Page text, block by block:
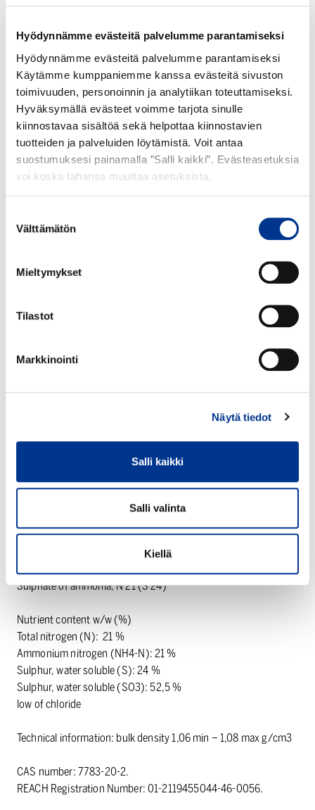
Hyödynnämme evästeitä palvelumme parantamiseksi
Hyödynnämme evästeitä palvelumme parantamiseksi
Käytämme kumppaniemme kanssa evästeitä sivuston
toimivuuden, personoinnin ja analytiikan toteuttamiseksi.
Hyväksymällä evästeet voimme tarjota sinulle
kiinnostavaa sisältöä sekä helpottaa kiinnostavien
tuotteiden ja palveluiden löytämistä. Voit antaa
suostumuksesi painamalla ”Salli kaikki”. Evästeasetuksia
voi koska tahansa muuttaa asetuksista.
valinta
Välttämätön
Mieltymykset
Tilastot
Markkinointi
Näytä tiedot
Salli kaikki
Salli valinta
Kiellä
täysin tuotannon
sivulähteenä.
Suomessa.
vaihtoehto.
AMMONIUMSUL­FAATIN LÄHDE
Terrafamen Suomen Akkukemikaalitehtaassa on maailman
suurin nikkelisulfaatin tuotantolinja. Nikkelisulfaatti on
keskeinen kemikaali sähköautojen akkujen valmistuksessa ja
tarjoamamme ammoniumsulfaatti on kyseisen nikkelisulfaatin
Terrafamen nikkelisulfaatti, jonka sivutuotteena
ammoniumsulfaatti syntyy, tuotetaan 60 % matalammalla
hiilijalanjäljellä verrattuna tavanomaisiin tuotantoteknologioihin.
Terrafamen ammoniumsulfaatin tuotantokapasiteetti on 115
Lue lisää:
Ammonium sulphate, crystalline
Sulphate of ammonia, N 21 (S 24)
Nutrient content w/w (%)
Total nitrogen (N): 21 %
Ammonium nitrogen (NH4-N): 21 %
Sulphur, water soluble (S): 24 %
Sulphur, water soluble (SO3): 52,5 %
low of chloride
Technical information: bulk density 1,06 min – 1,08 max g/cm3
CAS number: 7783-20-2.
REACH Registration Number: 01-2119455044-46-0056.